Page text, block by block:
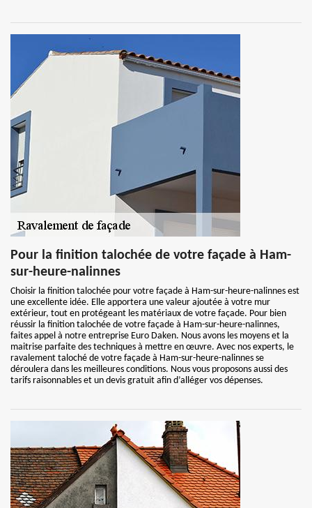
Pour la finition talochée de votre façade à Ham-
sur-heure-nalinnes
Choisir la finition talochée pour votre façade à Ham-sur-heure-nalinnes est
une excellente idée. Elle apportera une valeur ajoutée à votre mur
extérieur, tout en protégeant les matériaux de votre façade. Pour bien
réussir la finition talochée de votre façade à Ham-sur-heure-nalinnes,
faites appel à notre entreprise Euro Daken. Nous avons les moyens et la
maitrise parfaite des techniques à mettre en œuvre. Avec nos experts, le
ravalement taloché de votre façade à Ham-sur-heure-nalinnes se
déroulera dans les meilleures conditions. Nous vous proposons aussi des
tarifs raisonnables et un devis gratuit afin d’alléger vos dépenses.